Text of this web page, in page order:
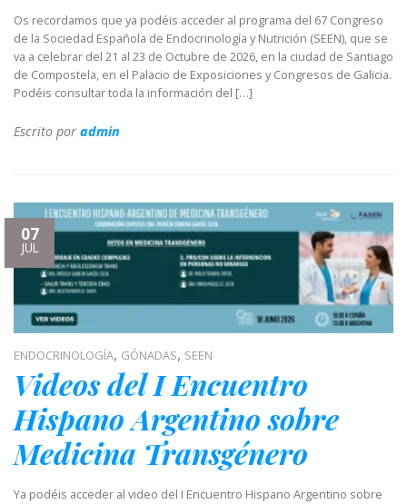
Os recordamos que ya podéis acceder al programa del 67 Congreso
de la Sociedad Española de Endocrinología y Nutrición (SEEN), que se
va a celebrar del 21 al 23 de Octubre de 2026, en la ciudad de Santiago
de Compostela, en el Palacio de Exposiciones y Congresos de Galicia.
Podéis consultar toda la información del […]
Escrito por admin
07
JUL
ENDOCRINOLOGÍA, GÓNADAS, SEEN
Videos del I Encuentro
Hispano Argentino sobre
Medicina Transgénero
Ya podéis acceder al video del I Encuentro Hispano Argentino sobre